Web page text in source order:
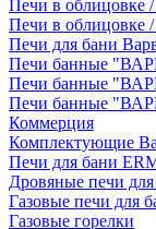
Печи в облицовке
Печи в облицовке
Печи для бани
Печи банные
Печи банные
Печи банные
Коммерция
Комплектующие
Печи для бани
Дровяные печи
Газовые печи для
Газовые горелки